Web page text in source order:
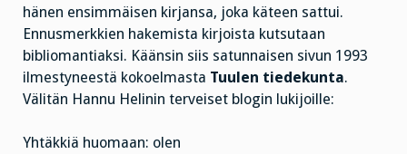
hänen ensimmäisen kirjansa, joka käteen sattui.
Ennusmerkkien hakemista kirjoista kutsutaan
bibliomantiaksi. Käänsin siis satunnaisen sivun 1993
ilmestyneestä kokoelmasta Tuulen tiedekunta.
Välitän Hannu Helinin terveiset blogin lukijoille:
Yhtäkkiä huomaan: olen